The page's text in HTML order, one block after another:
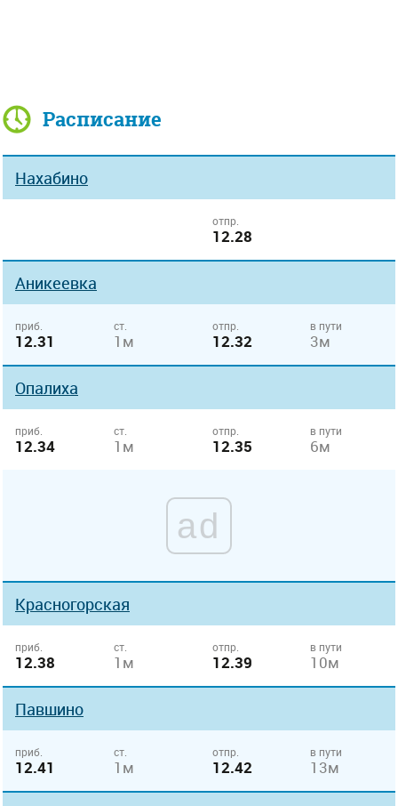
Расписание
Нахабино
отпр.
12.28
Аникеевка
приб.
12.31
ст.
1м
отпр.
12.32
в пути
3м
Опалиха
приб.
12.34
ст.
1м
отпр.
12.35
в пути
6м
ad
Красногорская
приб.
12.38
ст.
1м
отпр.
12.39
в пути
10м
Павшино
приб.
12.41
ст.
1м
отпр.
12.42
в пути
13м